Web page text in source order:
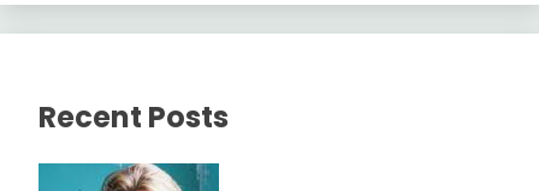
Recent Posts